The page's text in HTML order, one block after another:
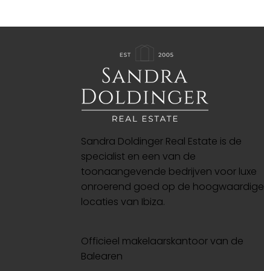
Sandra Doldinger Real Estate is de
specialist en een van de
toonaangevende bedrijven voor luxe
onroerend goed op de hoogwaardige
locaties van Ibiza.
Officieel makelaarskantoor van de
Balearen